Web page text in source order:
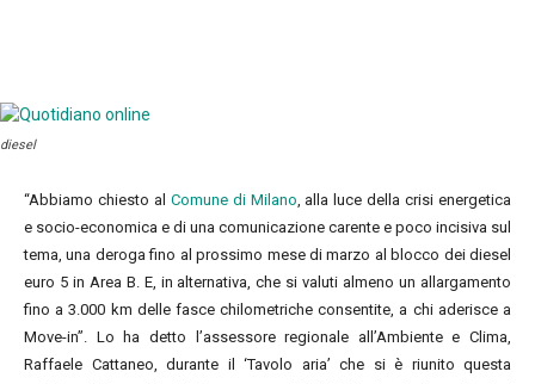
diesel
“Abbiamo chiesto al Comune di Milano, alla luce della crisi energetica
e socio-economica e di una comunicazione carente e poco incisiva sul
tema, una deroga fino al prossimo mese di marzo al blocco dei diesel
euro 5 in Area B. E, in alternativa, che si valuti almeno un allargamento
fino a 3.000 km delle fasce chilometriche consentite, a chi aderisce a
Move-in”. Lo ha detto l’assessore regionale all’Ambiente e Clima,
Raffaele Cattaneo, durante il ‘Tavolo aria’ che si è riunito questa